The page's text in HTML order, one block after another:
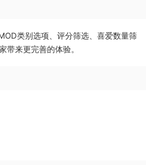
类别选项、评分筛选、喜爱数量筛
来更完善的体验。